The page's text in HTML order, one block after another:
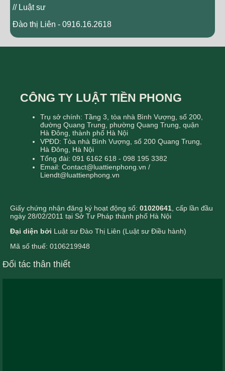
// Luật sư
Đào thị Liên - 0916.16.2618
CÔNG TY LUẬT TIỀN PHONG
Trụ sở chính: Tầng 3, tòa nhà Bình Vượng, số 200,
đường Quang Trung, phường Quang Trung, quận
Hà Đông, thành phố Hà Nội
VPĐD: Tòa nhà Bình Vượng, số 200 Quang Trung,
Hà Đông, Hà Nội
Tổng đài: 091 6162 618 - 098 195 3382
Email: Contact@luattienphong.vn /
Liendt@luattienphong.vn
Giấy chứng nhận đăng ký hoạt động số: 01020641 , cấp lần đầu
ngày 28/02/2011 tại Sở Tư Pháp thành phố Hà Nội
Đại diện bởi Luật sư Đào Thị Liên (Luật sư Điều hành)
Mã số thuế: 0106219948
Đối tác thân thiết